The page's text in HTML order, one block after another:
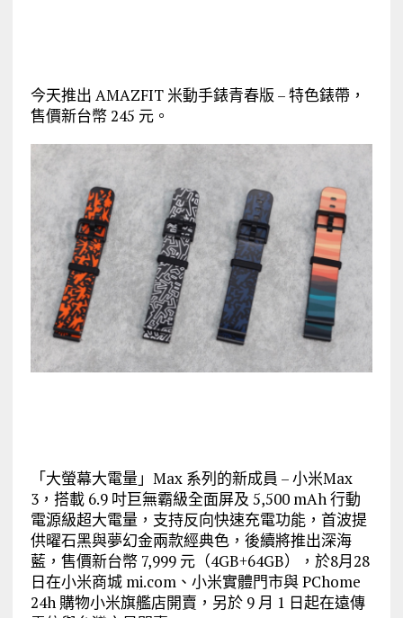
今天推出 AMAZFIT 米動手錶青春版 – 特色錶帶，
售價新台幣 245 元。
「大螢幕大電量」Max 系列的新成員 – 小米Max
3，搭載 6.9 吋巨無霸級全面屏及 5,500 mAh 行動
電源級超大電量，支持反向快速充電功能，首波提
供曜石黑與夢幻金兩款經典色，後續將推出深海
藍，售價新台幣 7,999 元（4GB+64GB），於8月28
日在小米商城 mi.com、小米實體門市與 PChome
24h 購物小米旗艦店開賣，另於 9 月 1 日起在遠傳